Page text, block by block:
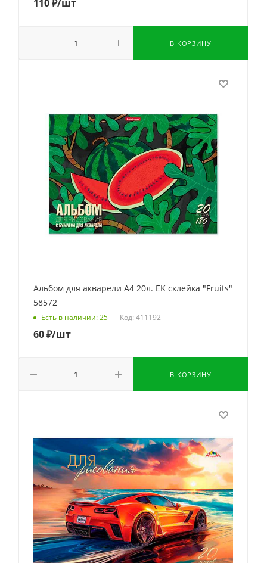
110₽/шт
В КОРЗИНУ
Альбом для акварели А4 20л. EK склейка "Fruits"
58572
Есть в наличии: 25 Код: 411192
60₽/шт
В КОРЗИНУ